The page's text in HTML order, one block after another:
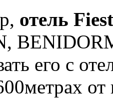
отель
его с